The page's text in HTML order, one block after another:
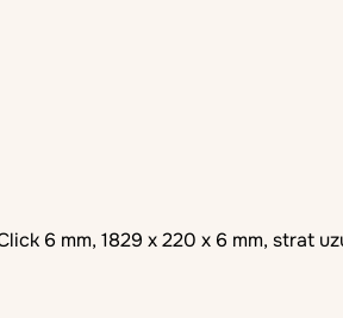
6 mm, 1829 x 220 x 6 mm, strat